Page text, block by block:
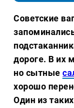
Советские
дороге. В их
но сытные
хорошо
Один из